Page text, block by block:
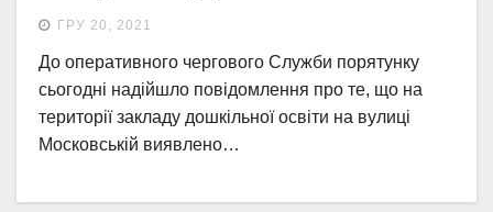
ГРУ 20, 2021
До оперативного чергового Служби порятунку
сьогодні надійшло повідомлення про те, що на
території закладу дошкільної освіти на вулиці
Московській виявлено…